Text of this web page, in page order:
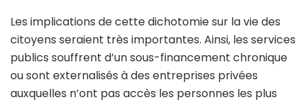
Les implications de cette dichotomie sur la vie des
citoyens seraient très importantes. Ainsi, les services
publics souffrent d’un sous-financement chronique
ou sont externalisés à des entreprises privées
auxquelles n’ont pas accès les personnes les plus